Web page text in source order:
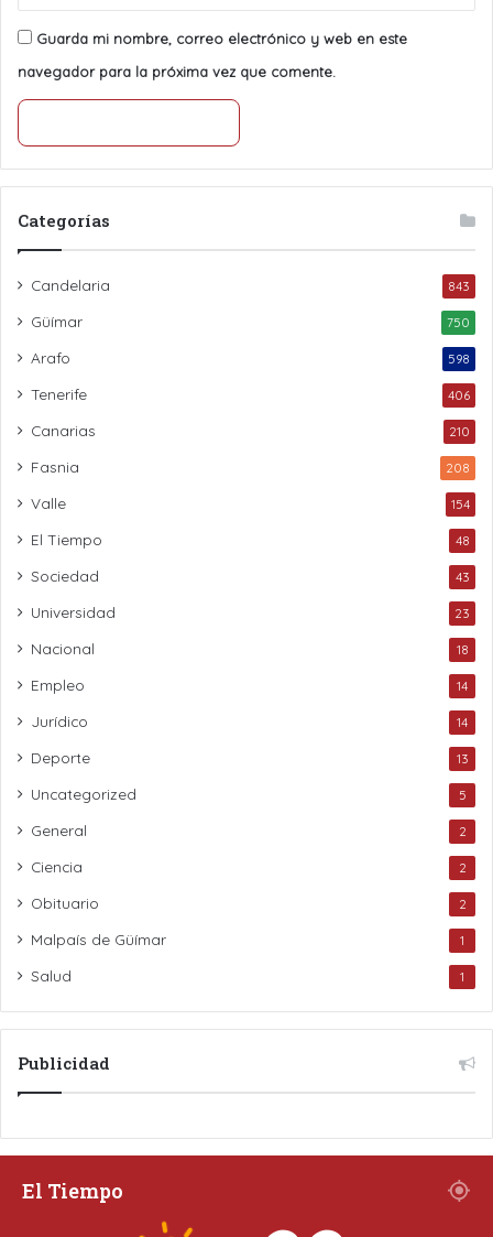
Guarda mi nombre, correo electrónico y web en este
navegador para la próxima vez que comente.
Categorías
Candelaria 843
Güímar 750
Arafo 598
Tenerife 406
Canarias 210
Fasnia 208
Valle 154
El Tiempo 48
Sociedad 43
Universidad 23
Nacional 18
Empleo 14
Jurídico 14
Deporte 13
Uncategorized 5
General 2
Ciencia 2
Obituario 2
Malpaís de Güímar 1
Salud 1
Publicidad
El Tiempo